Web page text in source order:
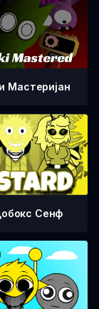
Мастеријан
Сенф